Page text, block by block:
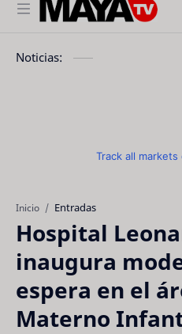
Noticias:
Track all
Inicio Entradas
Hospital
inaugura
espera en el
Materno